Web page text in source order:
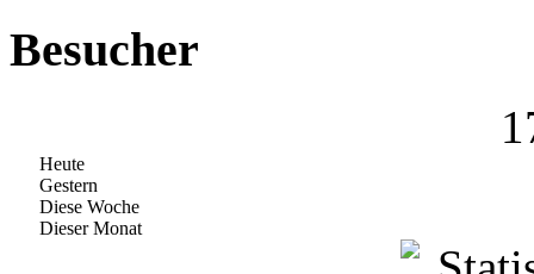
Besucher
Heute
Gestern
Diese Woche
Dieser Monat